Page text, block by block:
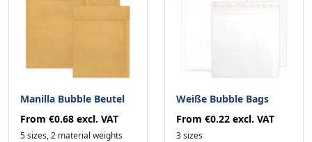
Manilla Bubble Beutel
From €0.68 excl. VAT
5 sizes, 2 material weights
Weiße Bubble Bags
From €0.22 excl. VAT
3 sizes